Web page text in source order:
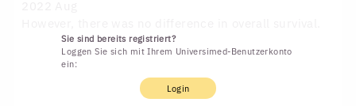
Sie sind bereits registriert?
Loggen Sie sich mit Ihrem Universimed-Benutzerkonto
ein:
Login